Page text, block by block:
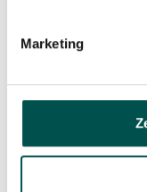
Marketing